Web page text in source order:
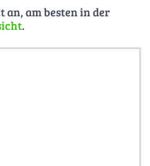
an, am besten in der
.